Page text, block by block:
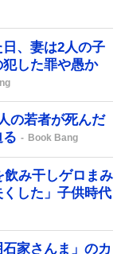
日、妻は2人の子
した罪や愚か
の若者が死んだ
る
Book Bang
み干しゲロまみ
した」子供時代
家さんま」のカ